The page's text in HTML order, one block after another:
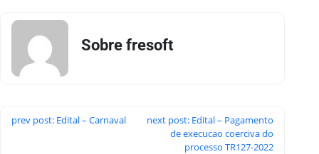
Sobre fresoft
prev post: Edital – Carnaval
next post: Edital – Pagamento
de execucao coerciva do
processo TR127-2022